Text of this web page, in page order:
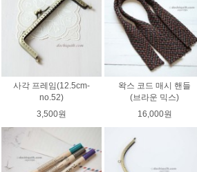
사각 프레임(12.5cm-
no.52)
3,500원
왁스 코드 매시 핸들
(브라운 믹스)
16,000원